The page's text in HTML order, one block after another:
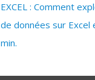
EXCEL : Comment
de données sur Excel
min.